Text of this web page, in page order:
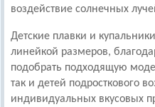
воздействие солнечных
Детские плавки и
линейкой размеров,
подобрать подходящую
так и детей подросткового
индивидуальных вкусовых